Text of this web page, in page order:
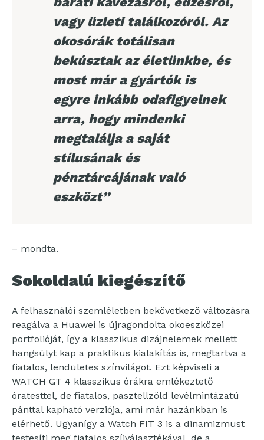
vagy üzleti találkozóról. Az
okosórák totálisan
bekúsztak az életünkbe, és
most már a gyártók is
egyre inkább odafigyelnek
arra, hogy mindenki
megtalálja a saját
stílusának és
pénztárcájának való
eszközt”
– mondta.
Sokoldalú kiegészítő
A felhasználói szemléletben bekövetkező változásra
reagálva a Huawei is újragondolta okoeszközei
portfolióját, így a klasszikus dizájnelemek mellett
hangsúlyt kap a praktikus kialakítás is, megtartva a
fiatalos, lendületes színvilágot. Ezt képviseli a
WATCH GT 4 klasszikus órákra emlékeztető
óratesttel, de fiatalos, pasztellzöld levélmintázatú
pánttal kapható verziója, ami már hazánkban is
elérhető. Ugyanígy a Watch FIT 3 is a dinamizmust